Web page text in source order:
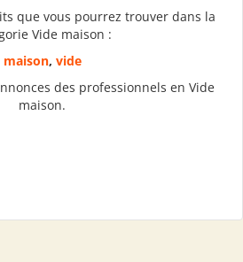
que vous pourrez trouver dans la
Vide maison :
maison, vide
des professionnels en Vide
maison.